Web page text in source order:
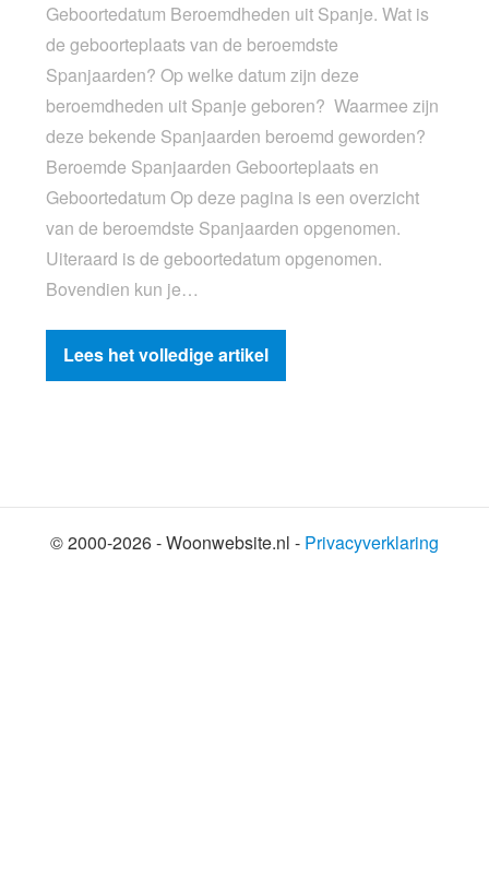
Geboortedatum Beroemdheden uit Spanje. Wat is
de geboorteplaats van de beroemdste
Spanjaarden? Op welke datum zijn deze
beroemdheden uit Spanje geboren? Waarmee zijn
deze bekende Spanjaarden beroemd geworden?
Beroemde Spanjaarden Geboorteplaats en
Geboortedatum Op deze pagina is een overzicht
van de beroemdste Spanjaarden opgenomen.
Uiteraard is de geboortedatum opgenomen.
Bovendien kun je…
Lees het volledige artikel
© 2000-2026 - Woonwebsite.nl - Privacyverklaring